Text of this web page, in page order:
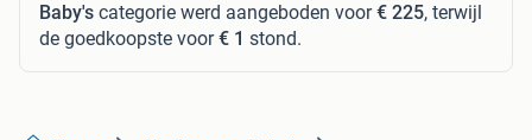
Baby's categorie werd aangeboden voor€ 225, terwijl
de goedkoopste voor€ 1 stond.